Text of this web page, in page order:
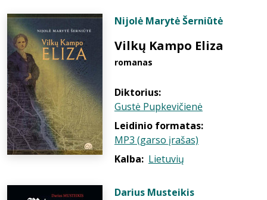
Nijolė Marytė Šerniūtė
Vilkų Kampo Eliza
romanas
Diktorius:
Gustė Pupkevičienė
Leidinio formatas:
MP3 (garso įrašas)
Kalba: Lietuvių
Darius Musteikis